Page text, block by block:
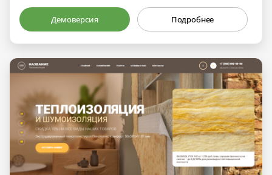
Демоверсия Подробнее